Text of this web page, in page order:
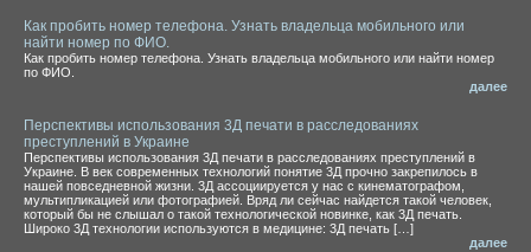
Как пробить номер телефона. Узнать владельца мобильного или
найти номер по ФИО.
Как пробить номер телефона. Узнать владельца мобильного или найти номер
по ФИО.
далее
Перспективы использования 3Д печати в расследованиях
преступлений в Украине
Перспективы использования 3Д печати в расследованиях преступлений в
Украине. В век современных технологий понятие 3Д прочно закрепилось в
нашей повседневной жизни. 3Д ассоциируется у нас с кинематографом,
мультипликацией или фотографией. Вряд ли сейчас найдется такой человек,
который бы не слышал о такой технологической новинке, как 3Д печать.
Широко 3Д технологии используются в медицине: 3Д печать […]
далее